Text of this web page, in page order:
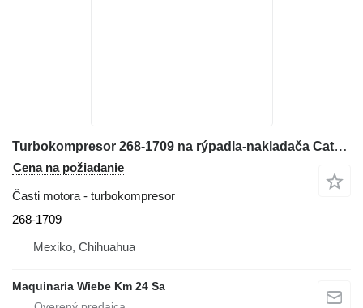
Turbokompresor 268-1709 na rýpadla-nakladača Caterpillar 416E
Cena na požiadanie
Časti motora - turbokompresor
268-1709
Mexiko, Chihuahua
Maquinaria Wiebe Km 24 Sa